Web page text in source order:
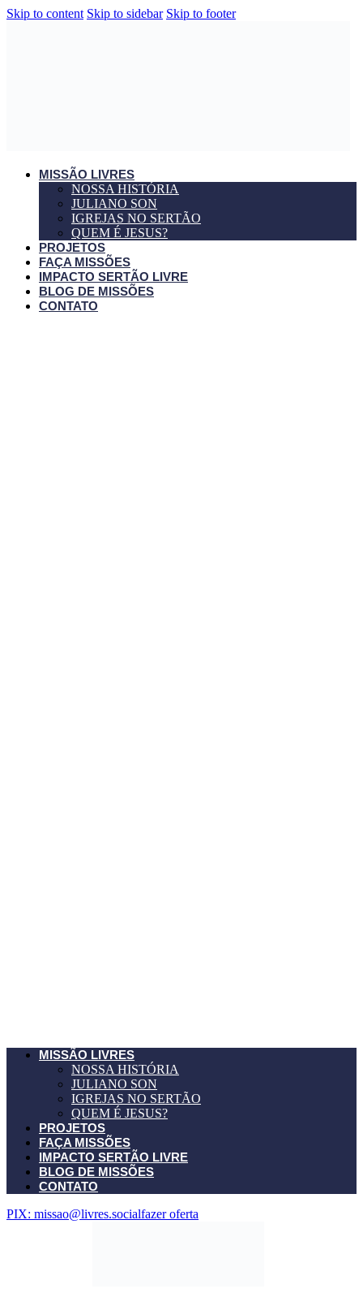
Skip to content Skip to sidebar Skip to footer
MISSÃO LIVRES
NOSSA HISTÓRIA
JULIANO SON
IGREJAS NO SERTÃO
QUEM É JESUS?
PROJETOS
FAÇA MISSÕES
IMPACTO SERTÃO LIVRE
BLOG DE MISSÕES
CONTATO
MISSÃO LIVRES
NOSSA HISTÓRIA
JULIANO SON
IGREJAS NO SERTÃO
QUEM É JESUS?
PROJETOS
FAÇA MISSÕES
IMPACTO SERTÃO LIVRE
BLOG DE MISSÕES
CONTATO
PIX: missao@livres.socialfazer oferta